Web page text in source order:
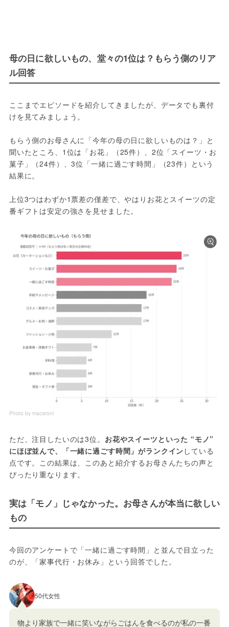
母の日に欲しいもの、堂々の1位は？もらう側のリア
ル回答
ここまでエピソードを紹介してきましたが、データでも裏付
けを見てみましょう。
もらう側のお母さんに「今年の母の日に欲しいものは？」と
聞いたところ、1位は「お花」（25件）、2位「スイーツ・お
菓子」（24件）、3位「一緒に過ごす時間」（23件）という
結果に。
上位3つはわずか1票差の僅差で、やはりお花とスイーツの定
番ギフトは安定の強さを見せました。
Photo by macaroni
ただ、注目したいのは3位。 お花やスイーツといった “モノ”
にほぼ並んで、「一緒に過ごす時間」がランクイン している
点です。この結果は、このあと紹介するお母さんたちの声と
ぴったり重なります。
実は「モノ」じゃなかった。お母さんが本当に欲しい
もの
今回のアンケートで「一緒に過ごす時間」と並んで目立った
のが、「家事代行・お休み」という回答でした。
50代女性
物より家族で一緒に笑いながらごはんを食べるのが私の一番